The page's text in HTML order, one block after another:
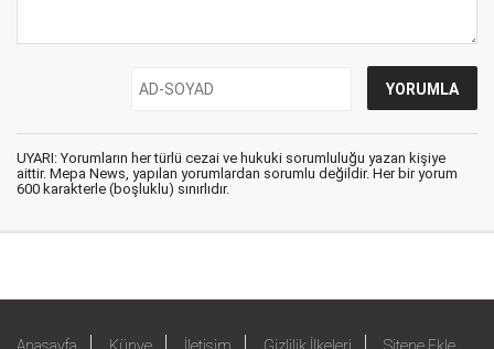
UYARI: Yorumların her türlü cezai ve hukuki sorumluluğu yazan kişiye
aittir. Mepa News, yapılan yorumlardan sorumlu değildir. Her bir yorum
600 karakterle (boşluklu) sınırlıdır.